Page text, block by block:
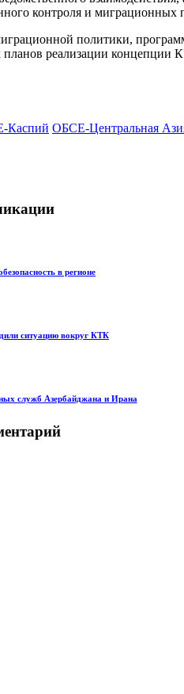
контроля и миграционных
политики,
реализации концепции
Каспий ОБСЕ-Центральная
в регионе
ситуацию вокруг КТК
служб Азербайджана и Ирана